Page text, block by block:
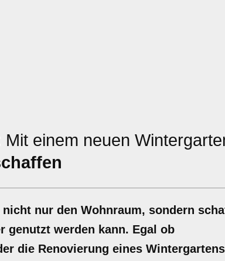
Mit einem neuen
nur den Wohnraum, sondern
genutzt werden kann. Egal ob
die Renovierung eines